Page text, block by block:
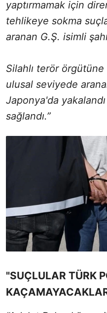
yaptırmamak için
tehlikeye sokma
aranan G.Ş. isimli
Silahlı terör
ulusal seviyede
Japonya'da
sağlandı.”
"SUÇLULAR TÜRK